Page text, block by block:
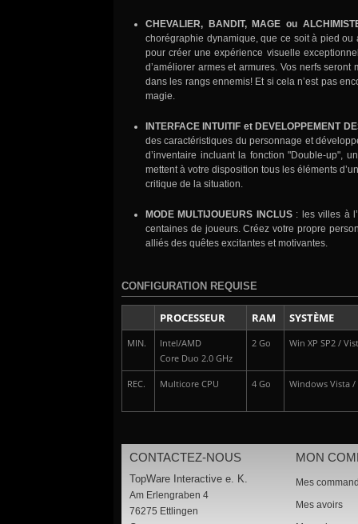
CHEVALIER, BANDIT, MAGE ou
chorégraphie dynamique, que ce soit à pied
pour créer une expérience visuelle
d’améliorer armes et armures. Vos nerfs
dans les rangs ennemis! Et si cela n’est pas
magie.
INTERFACE INTUITIF et DEVELOPPEMENT
des caractéristiques du personnage et
d’inventaire incluant la fonction "Double-up",
mettent à votre disposition tous les éléments
critique de la situation.
MODE MULTIJOUEURS INCLUS : les villes à
centaines de joueurs. Créez votre propre
alliés des quêtes excitantes et motivantes.
CONFIGURATION REQUISE
PROCESSEUR RAM SYSTÈME
MIN.
Intel/AMD
Core Duo 2.0 GHz
2 Go Win XP SP2 /
REC. Multicore CPU 4 Go Windows Vista /
CONTACTEZ-NOUS
TopWare Interactive e. K.
Am Erlengraben 4
76275 Ettlingen
MON
Mes
Mes avoirs